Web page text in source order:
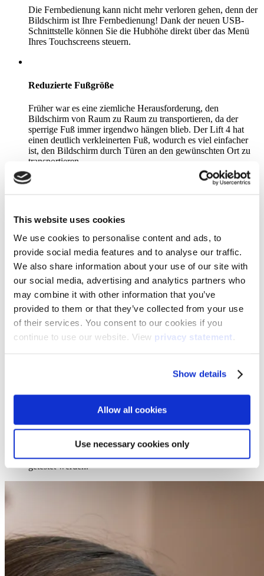
This website uses cookies
We use cookies to personalise content and ads, to
provide social media features and to analyse our traffic.
We also share information about your use of our site with
our social media, advertising and analytics partners who
may combine it with other information that you’ve
provided to them or that they’ve collected from your use
of their services. You consent to our cookies if you
continue to use our website. View privacy statement.
Show details
Allow all cookies
Use necessary cookies only
Die Fernbedienung kann nicht mehr verloren gehen, denn der
Bildschirm ist Ihre Fernbedienung! Dank der neuen USB-
Schnittstelle können Sie die Hubhöhe direkt über das Menü
Ihres Touchscreens steuern.
Reduzierte Fußgröße
Früher war es eine ziemliche Herausforderung, den
Bildschirm von Raum zu Raum zu transportieren, da der
sperrige Fuß immer irgendwo hängen blieb. Der Lift 4 hat
einen deutlich verkleinerten Fuß, wodurch es viel einfacher
ist, den Bildschirm durch Türen an den gewünschten Ort zu
transportieren.
Laptop lieber mit einem Kabel mit dem Bildschirm, anstatt
eine drahtlose Verbindung zu nutzen? Wir haben die Lösung
für Sie! Mit dem optionalen Laptop-Tablett für den Lift 4
haben Sie einen praktischen Platz für Ihren Laptop.
Niemand mag Unordnung.
Wir haben eine Kabelbox zum Lift 4 hinzugefügt, damit alle
sichern und so böse Überraschungen vermeiden.
Sparen Sie Zeit bei der Montage
weitermachen können, haben wir dafür gesorgt, dass 90 %
der gemeinsamen Teile des Lift 4 im Werk vormontiert und
getestet werden.